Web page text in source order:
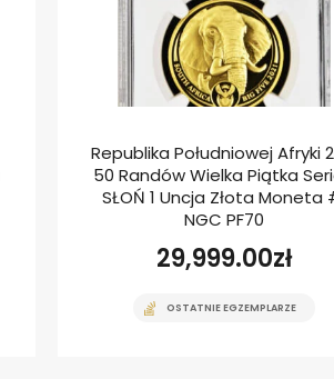
Republika Południowej Afryki
50 Randów Wielka Piątka
SŁOŃ 1 Uncja Złota Moneta
NGC PF70
29,999.00zł
OSTATNIE EGZEMPLARZE